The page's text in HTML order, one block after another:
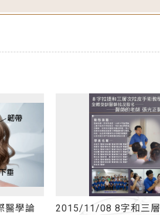
醫學論
2015/11/08 8字和三